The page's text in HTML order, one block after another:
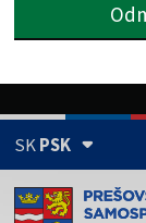
SKPSK
Doména psk.sk